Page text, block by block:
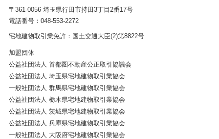
〒361-0056 埼玉県行田市持田3丁目2番17号
電話番号：048-553-2272
宅地建物取引業免許：国土交通大臣(2)第8822号
加盟団体
公益社団法人 首都圏不動産公正取引協議会
公益社団法人 埼玉県宅地建物取引業協会
一般社団法人 群馬県宅地建物取引業協会
公益社団法人 栃木県宅地建物取引業協会
公益社団法人 茨城県宅地建物取引業協会
公益社団法人 兵庫県宅地建物取引業協会
一般社団法人 大阪府宅地建物取引業協会